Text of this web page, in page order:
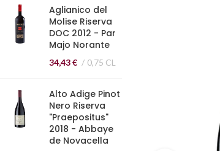
Aglianico del
Molise Riserva
DOC 2012 - Par
Majo Norante
34,43€ 0,75 CL
Alto Adige Pinot
Nero Riserva
"Praepositus"
2018 - Abbaye
de Novacella